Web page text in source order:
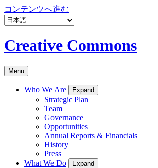
コンテンツへ進む
Creative Commons
Menu
Who We Are Expand
Strategic Plan
Team
Governance
Opportunities
Annual Reports & Financials
History
Press
What We Do
Expand